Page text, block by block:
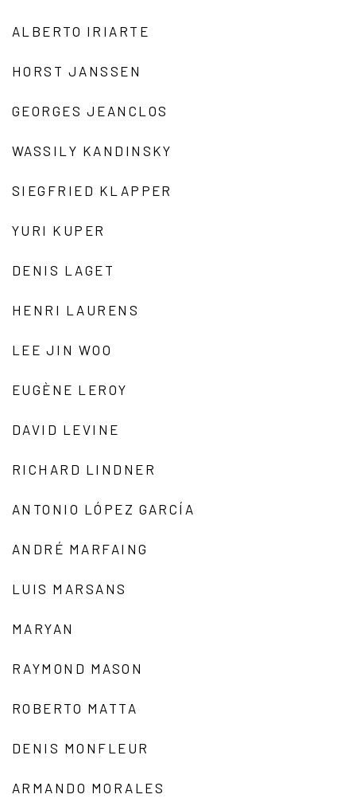
ALBERTO IRIARTE
HORST JANSSEN
GEORGES JEANCLOS
WASSILY KANDINSKY
SIEGFRIED KLAPPER
YURI KUPER
DENIS LAGET
HENRI LAURENS
LEE JIN WOO
EUGÈNE LEROY
DAVID LEVINE
RICHARD LINDNER
ANTONIO LÓPEZ GARCÍA
ANDRÉ MARFAING
LUIS MARSANS
MARYAN
RAYMOND MASON
ROBERTO MATTA
DENIS MONFLEUR
ARMANDO MORALES